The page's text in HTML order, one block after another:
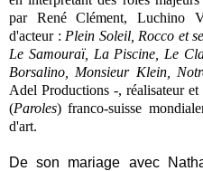
par René Clément, Luchino
d'acteur : Plein Soleil, Rocco et
Le Samouraï, La Piscine, Le
Borsalino, Monsieur Klein,
Adel Productions -, réalisateur
(Paroles) franco-suisse
d'art.
De son mariage avec